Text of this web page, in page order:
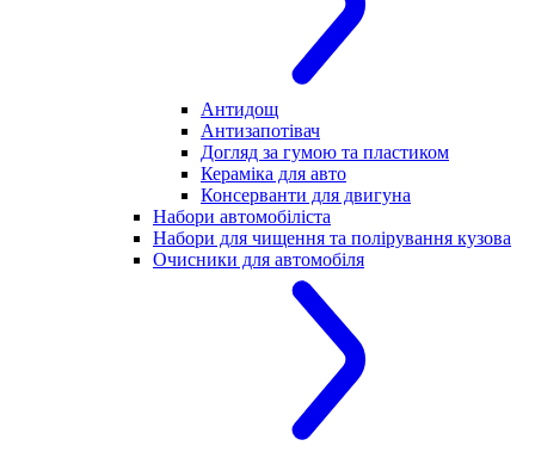
Антидощ
Антизапотівач
Догляд за гумою та пластиком
Кераміка для авто
Консерванти для двигуна
Набори автомобіліста
Набори для чищення та полірування кузова
Очисники для автомобіля